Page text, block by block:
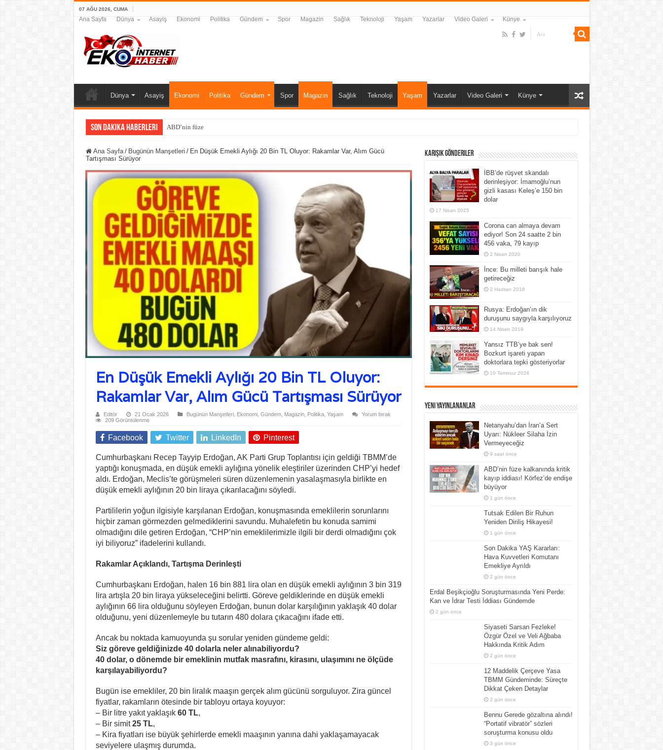
07 AĞU 2026, CUMA
Ana Sayfa Dünya Asayiş Ekonomi Politika Gündem Spor Magazin Sağlık Teknoloji Yaşam Yazarlar Video Galeri Künye
Dünya Asayiş Ekonomi Politika Gündem Spor Magazin Sağlık Teknoloji Yaşam Yazarlar Video Galeri Künye
Son Dakika Haberleri ABD’nin füze kalkanında kritik kayıp iddiası
Ana Sayfa / Bugünün Manşetleri / En Düşük Emekli Aylığı 20 Bin TL Oluyor: Rakamlar Var, Alım Gücü
Tartışması Sürüyor
En Düşük Emekli Aylığı 20 Bin TL Oluyor:
Rakamlar Var, Alım Gücü Tartışması Sürüyor
Editör 21 Ocak 2026 Bugünün Manşetleri, Ekonomi, Gündem, Magazin, Politika, Yaşam
Yorum bırak
209 Görüntülenme
Facebook Twitter LinkedIn Pinterest
Cumhurbaşkanı Recep Tayyip Erdoğan, AK Parti Grup Toplantısı için geldiği TBMM’de
yaptığı konuşmada, en düşük emekli aylığına yönelik eleştiriler üzerinden CHP’yi hedef
aldı. Erdoğan, Meclis’te görüşmeleri süren düzenlemenin yasalaşmasıyla birlikte en
düşük emekli aylığının 20 bin liraya çıkarılacağını söyledi.
Partililerin yoğun ilgisiyle karşılanan Erdoğan, konuşmasında emeklilerin sorunlarını
hiçbir zaman görmezden gelmediklerini savundu. Muhalefetin bu konuda samimi
olmadığını dile getiren Erdoğan, “CHP’nin emeklilerimizle ilgili bir derdi olmadığını çok
iyi biliyoruz” ifadelerini kullandı.
Rakamlar Açıklandı, Tartışma Derinleşti
Cumhurbaşkanı Erdoğan, halen 16 bin 881 lira olan en düşük emekli aylığının 3 bin 319
lira artışla 20 bin liraya yükseleceğini belirtti. Göreve geldiklerinde en düşük emekli
aylığının 66 lira olduğunu söyleyen Erdoğan, bunun dolar karşılığının yaklaşık 40 dolar
olduğunu, yeni düzenlemeyle bu tutarın 480 dolara çıkacağını ifade etti.
Ancak bu noktada kamuoyunda şu sorular yeniden gündeme geldi:
Siz göreve geldiğinizde 40 dolarla neler alınabiliyordu?
40 dolar, o dönemde bir emeklinin mutfak masrafını, kirasını, ulaşımını ne ölçüde
karşılayabiliyordu?
Bugün ise emekliler, 20 bin liralık maaşın gerçek alım gücünü sorguluyor. Zira güncel
fiyatlar, rakamların ötesinde bir tabloyu ortaya koyuyor:
– Bir litre yakıt yaklaşık 60 TL,
– Bir simit25 TL,
– Kira fiyatları ise büyük şehirlerde emekli maaşının yanına dahi yaklaşamayacak
seviyelere ulaşmış durumda.
Karışık Gönderiler
İBB’de rüşvet skandalı
derinleşiyor: İmamoğlu’nun
gizli kasası Keleş’e 150 bin
dolar
17 Nisan 2025
Corona can almaya devam
ediyor! Son 24 saatte 2 bin
456 vaka, 79 kayıp
2 Nisan 2020
İnce: Bu milleti barışık hale
getireceğiz
2 Haziran 2018
Rusya: Erdoğan’ın dik
duruşunu saygıyla karşılıyoruz
14 Nisan 2019
Yansız TTB’ye bak sen!
Bozkurt işareti yapan
doktorlara tepki gösteriyorlar
10 Temmuz 2024
Yeni Yayınlananlar
Netanyahu’dan İran’a Sert
Uyarı: Nükleer Silaha İzin
Vermeyeceğiz
9 saat önce
ABD’nin füze kalkanında kritik
kayıp iddiası! Körfez’de endişe
büyüyor
1 gün önce
Tutsak Edilen Bir Ruhun
Yeniden Diriliş Hikayesi!
1 gün önce
Son Dakika YAŞ Kararları:
Hava Kuvvetleri Komutanı
Emekliye Ayrıldı
2 gün önce
Erdal Beşikçioğlu Soruşturmasında Yeni Perde:
Kan ve İdrar Testi İddiası Gündemde
2 gün önce
Siyaseti Sarsan Fezleke!
Özgür Özel ve Veli Ağbaba
Hakkında Kritik Adım
2 gün önce
12 Maddelik Çerçeve Yasa
TBMM Gündeminde: Süreçte
Dikkat Çeken Detaylar
2 gün önce
Bennu Gerede gözaltına alındı!
“Portatif vibratör” sözleri
soruşturma konusu oldu
3 gün önce